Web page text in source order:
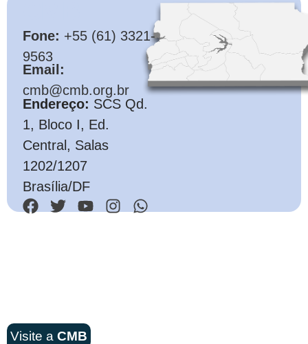
Fone: +55 (61) 3321-
9563
Email:
cmb@cmb.org.br
Endereço: SCS Qd.
1, Bloco I, Ed.
Central, Salas
1202/1207
Brasília/DF
Visite a CMB